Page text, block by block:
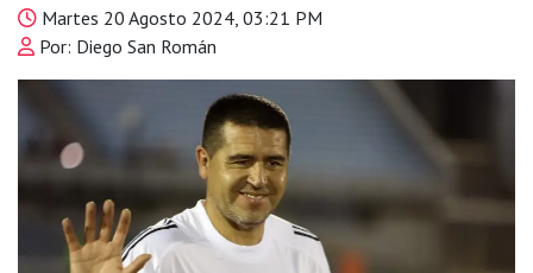
Martes 20 Agosto 2024, 03:21 PM
Por: Diego San Román